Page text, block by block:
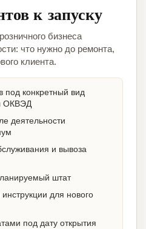
к запуску
бизнеса
что нужно до ремонта,
клиента.
под конкретный вид
ОКВЭД
деятельности
и вывоза
штат
для нового
под дату открытия